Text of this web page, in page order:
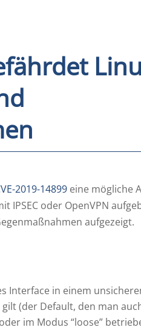
2019-14899eine mögliche
IPSEC oder OpenVPN
aufgezeigt.
Interface in einem
gilt (der Default, den man
im Modus “loose”